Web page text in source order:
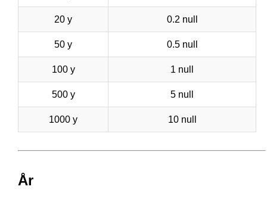
20 y 0.2 null
50 y 0.5 null
100 y 1 null
500 y 5 null
1000 y 10 null
År